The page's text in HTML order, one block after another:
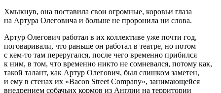
Хмыкнув, она поставила свои огромные, коровьи глаза
на Артура Олеговича и больше не проронила ни слова.
Артур Олегович работал в их коллективе уже почти год,
поговаривали, что раньше он работал в театре, но потом
с кем-то там переругался, после чего временно прибился
к ним, в том, что временно никто не сомневался, потому как,
такой талант, как Артур Олегович, был слишком заметен,
и ему в стенах их «Bacon Street Companу», занимающейся
внедрением собачьих кормов из Англии на территории